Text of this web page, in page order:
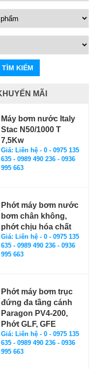
TÌM KIẾM
MÃI
Máy bơm nước Italy
Stac N50/1000 T
7,5Kw
Giá: Liên hệ - 0 - 0975 135
635 - 0989 490 236 - 0936
995 663
Phớt máy bơm nước
bơm chân không,
phớt chịu hóa chất
Giá: Liên hệ - 0 - 0975 135
635 - 0989 490 236 - 0936
995 663
Phớt máy bơm trục
đứng đa tầng cánh
Paragon PV4-200,
Phớt GLF, GFE
Giá: Liên hệ - 0 - 0975 135
635 - 0989 490 236 - 0936
995 663